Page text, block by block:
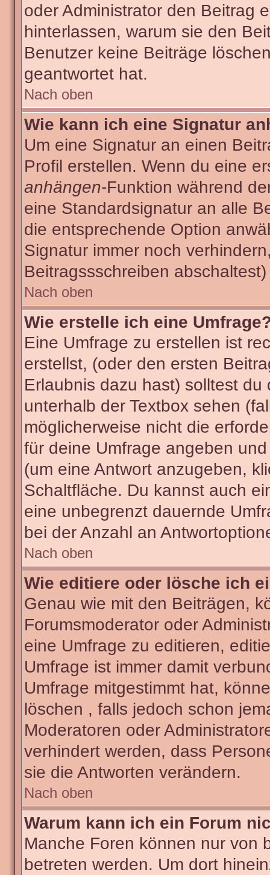
oder Administrator den Beitrag
hinterlassen, warum sie den
Benutzer keine Beiträge
geantwortet hat.
Nach oben
Wie kann ich eine Signatur
Um eine Signatur an einen
Profil erstellen. Wenn du eine
anhängen-Funktion während
eine Standardsignatur an alle
die entsprechende Option
Signatur immer noch
Beitragssschreiben abschaltest)
Nach oben
Wie erstelle ich eine
Eine Umfrage zu erstellen ist
erstellst, (oder den ersten
Erlaubnis dazu hast) solltest
unterhalb der Textbox sehen
möglicherweise nicht die
für deine Umfrage angeben
(um eine Antwort anzugeben,
Schaltfläche. Du kannst auch
eine unbegrenzt dauernde
bei der Anzahl an
Nach oben
Wie editiere oder lösche ich
Genau wie mit den Beiträgen,
Forumsmoderator oder
eine Umfrage zu editieren,
Umfrage ist immer damit
Umfrage mitgestimmt hat,
löschen , falls jedoch schon
Moderatoren oder
verhindert werden, dass
sie die Antworten verändern.
Nach oben
Warum kann ich ein Forum
Manche Foren können nur von
betreten werden. Um dort